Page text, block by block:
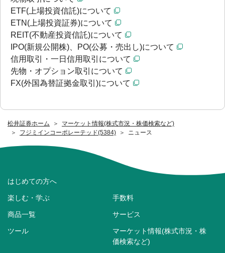
松井証券ホーム
マーケット情報(株式市況・株価検索など)
フジミインコーポレーテッド(5384)
ニュース
ETF(上場投資信託)について
ETN(上場投資証券)について
REIT(不動産投資信託)について
IPO(新規公開株)、PO(公募・売出し)について
信用取引・一日信用取引について
先物・オプション取引について
FX(外国為替証拠金取引)について
はじめての方へ
楽しむ・学ぶ 手数料
商品一覧 サービス
ツール
マーケット情報(株式市況・株
価検索など)